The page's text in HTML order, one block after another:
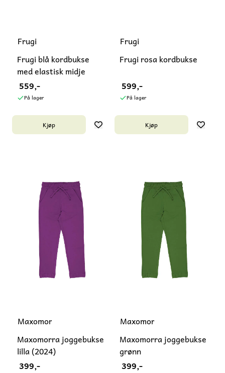
Frugi
Frugi blå kordbukse
med elastisk midje
559,-
På lager
Kjøp
Frugi
Frugi rosa kordbukse
599,-
På lager
Kjøp
Maxomorra
Maxomorra joggebukse
lilla (2024)
399,-
Maxomorra
Maxomorra joggebukse
grønn
399,-